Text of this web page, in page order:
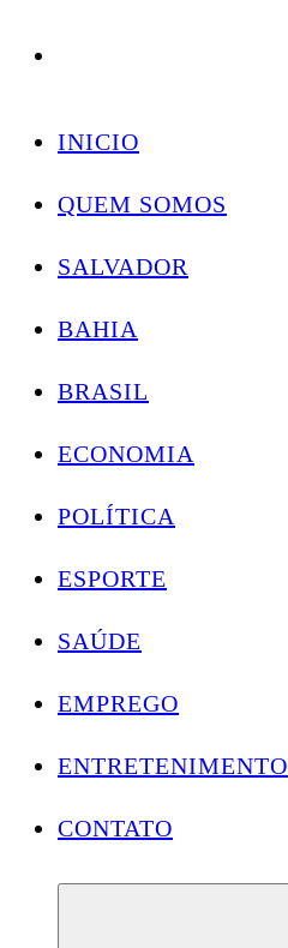
Skip
INICIO
QUEM SOMOS
SALVADOR
BAHIA
BRASIL
ECONOMIA
POLÍTICA
ESPORTE
SAÚDE
EMPREGO
ENTRETENIMENTO
CONTATO